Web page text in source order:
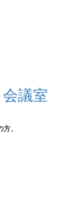
議室
、